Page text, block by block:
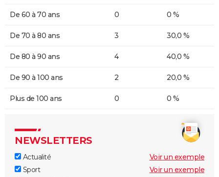
De 60 à 70 ans 0 0 %
De 70 à 80 ans 3 30,0 %
De 80 à 90 ans 4 40,0 %
De 90 à 100 ans 2 20,0 %
Plus de 100 ans 0 0 %
NEWSLETTERS
Actualité
Voir un exemple
Sport
Voir un exemple